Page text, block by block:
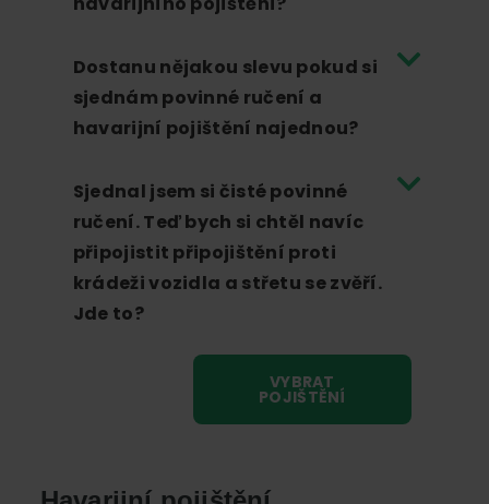
Dostanu nějakou slevu pokud si
sjednám povinné ručení a
havarijní pojištění najednou?
Sjednal jsem si čisté povinné
ručení. Teď bych si chtěl navíc
připojistit připojištění proti
krádeži vozidla a střetu se zvěří.
Jde to?
VYBRAT
POJIŠTĚNÍ